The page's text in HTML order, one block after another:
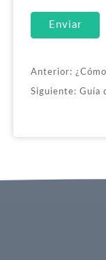
Enviar
Anterior:
Siguiente: Guía de